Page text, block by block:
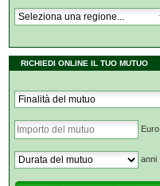
RICHIEDI ONLINE IL TUO MUTUO
Euro
anni